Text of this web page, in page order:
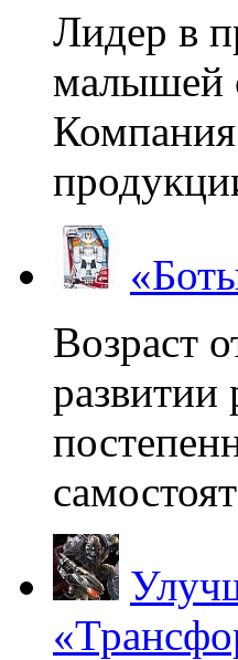
Лидер в
малышей
Возраст
развитии